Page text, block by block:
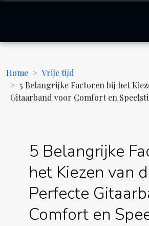
Home
Vrije tijd
5 Belangrijke Factoren bij het
Gitaarband voor Comfort en
5 Belangrijke
het Kiezen van
Perfecte
Comfort en